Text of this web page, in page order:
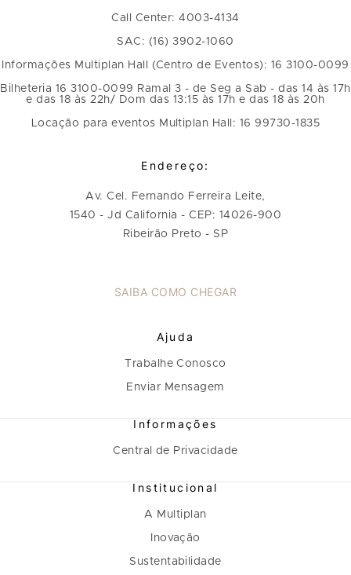
Call Center: 4003-4134
SAC: (16) 3902-1060
Informações Multiplan Hall (Centro de Eventos): 16 3100-0099
Bilheteria 16 3100-0099 Ramal 3 - de Seg a Sab - das 14 às 17h
e das 18 às 22h/ Dom das 13:15 às 17h e das 18 às 20h
Locação para eventos Multiplan Hall: 16 99730-1835
Endereço:
Av. Cel. Fernando Ferreira Leite,
1540 - Jd California - CEP: 14026-900
Ribeirão Preto - SP
SAIBA COMO CHEGAR
Ajuda
Trabalhe Conosco
Enviar Mensagem
Informações
Central de Privacidade
Institucional
A Multiplan
Inovação
Sustentabilidade